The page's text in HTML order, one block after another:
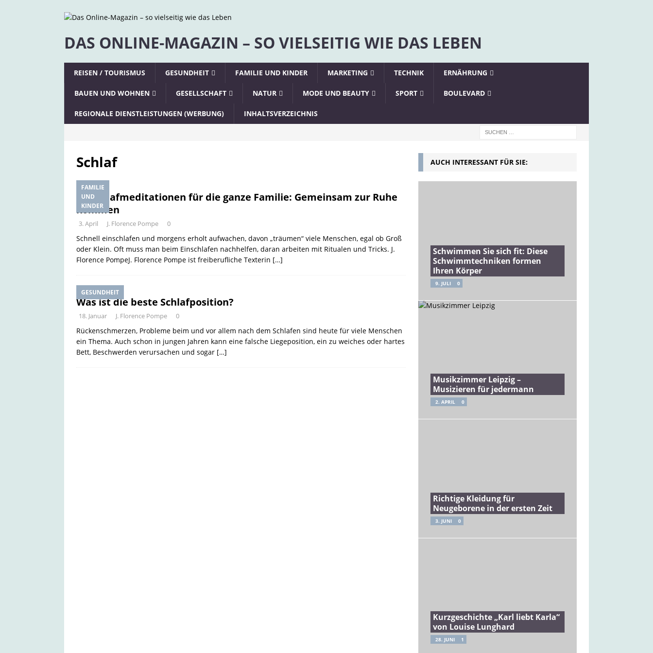
DAS ONLINE-MAGAZIN – SO VIELSEITIG WIE DAS LEBEN
REISEN / TOURISMUS GESUNDHEIT FAMILIE UND KINDER MARKETING TECHNIK ERNÄHRUNG
BAUEN UND WOHNEN GESELLSCHAFT NATUR MODE UND BEAUTY SPORT BOULEVARD
REGIONALE DIENSTLEISTUNGEN (WERBUNG) INHALTSVERZEICHNIS
Schlaf
FAMILIE
UND
KINDER
Einschlafmeditationen für die ganze Familie: Gemeinsam zur Ruhe
kommen
3. April J. Florence Pompe 0
Schnell einschlafen und morgens erholt aufwachen, davon „träumen“ viele Menschen, egal ob Groß
oder Klein. Oft muss man beim Einschlafen nachhelfen, daran arbeiten mit Ritualen und Tricks. J.
Florence PompeJ. Florence Pompe ist freiberufliche Texterin […]
GESUNDHEIT
Was ist die beste Schlafposition?
18. Januar J. Florence Pompe 0
Rückenschmerzen, Probleme beim und vor allem nach dem Schlafen sind heute für viele Menschen
ein Thema. Auch schon in jungen Jahren kann eine falsche Liegeposition, ein zu weiches oder hartes
Bett, Beschwerden verursachen und sogar […]
AUCH INTERESSANT FÜR SIE:
Schwimmen Sie sich fit: Diese
Schwimmtechniken formen
Ihren Körper
9. JULI 0
Musikzimmer Leipzig –
Musizieren für jedermann
2. APRIL 0
Richtige Kleidung für
Neugeborene in der ersten Zeit
3. JUNI 0
Kurzgeschichte „Karl liebt Karla“
von Louise Lunghard
28. JUNI 1